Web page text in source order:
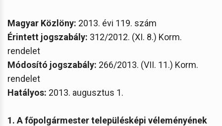
Magyar Közlöny: 2013. évi 119. szám
Érintett jogszabály: 312/2012. (XI. 8.) Korm.
rendelet
Módosító jogszabály: 266/2013. (VII. 11.) Korm.
rendelet
Hatályos: 2013. augusztus 1.
1. A főpolgármester településképi véleményének